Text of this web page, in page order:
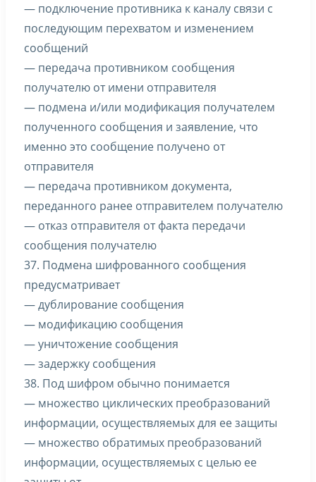
— подключение противника к каналу связи с
последующим перехватом и изменением
сообщений
— передача противником сообщения
получателю от имени отправителя
— подмена и/или модификация получателем
полученного сообщения и заявление, что
именно это сообщение получено от
отправителя
— передача противником документа,
переданного ранее отправителем получателю
— отказ отправителя от факта передачи
сообщения получателю
37. Подмена шифрованного сообщения
предусматривает
— дублирование сообщения
— модификацию сообщения
— уничтожение сообщения
— задержку сообщения
38. Под шифром обычно понимается
— множество циклических преобразований
информации, осуществляемых для ее защиты
— множество обратимых преобразований
информации, осуществляемых с целью ее